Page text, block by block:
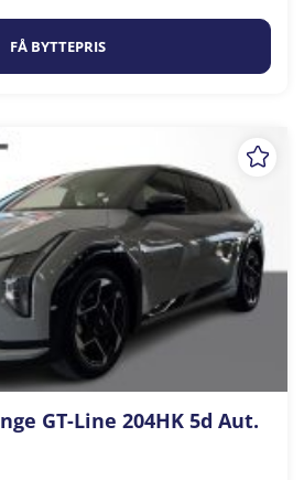
FÅ BYTTEPRIS
GT-Line 204HK 5d Aut.